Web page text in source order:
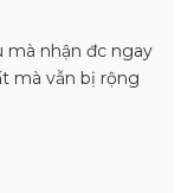
mà nhận đc ngay
mà vẫn bị rộng